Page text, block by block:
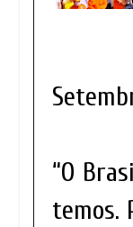
“O
temos.